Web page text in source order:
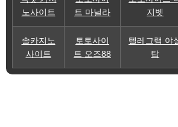
노사이트
트 마닐라
지벳
솔카지노
사이트
토토사이
트 오즈88
텔레그램 야
탑